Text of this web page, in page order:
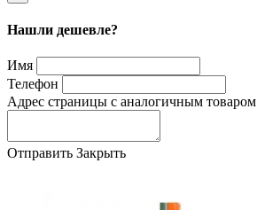
Нашли дешевле?
Имя
Телефон
Адрес страницы с аналогичным товаром
Отправить Закрыть